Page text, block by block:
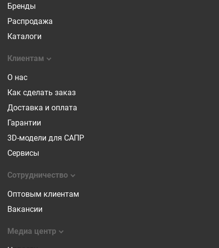
Бренды
Распродажа
Каталоги
Клиентам
О нас
Как сделать заказ
Доставка и оплата
Гарантии
3D-модели для САПР
Сервисы
Сотрудничество
Оптовым клиентам
Вакансии
Медиа центр